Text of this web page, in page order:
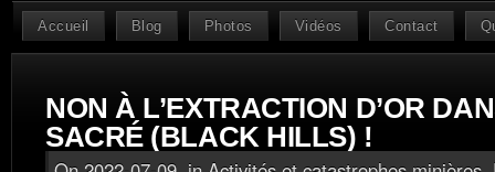
Accueil Blog Photos Vidéos Contact
NON À L’EXTRACTION D’OR
SACRÉ (BLACK HILLS) !